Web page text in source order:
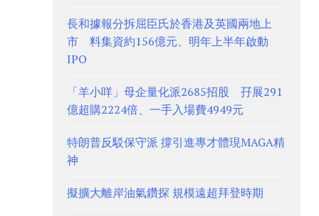
長和據報分拆屈臣氏於香港及英國兩地上
市 料集資約156億元、明年上半年啟動
IPO
「羊小咩」母企量化派2685招股 孖展291
億超購2224倍、一手入場費4949元
特朗普反駁保守派 撐引進專才體現MAGA精
神
擬擴大離岸油氣鑽探 規模遠超拜登時期